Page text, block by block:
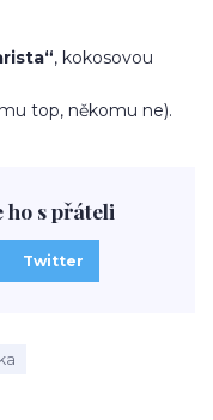
, kokosovou
top, někomu ne).
ho s přáteli
Twitter